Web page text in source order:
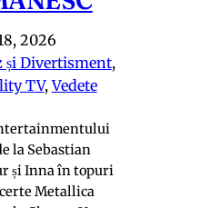
2026
și Divertisment ,
TV, Vedete
la Sebastian
și Inna în topuri
Metallica